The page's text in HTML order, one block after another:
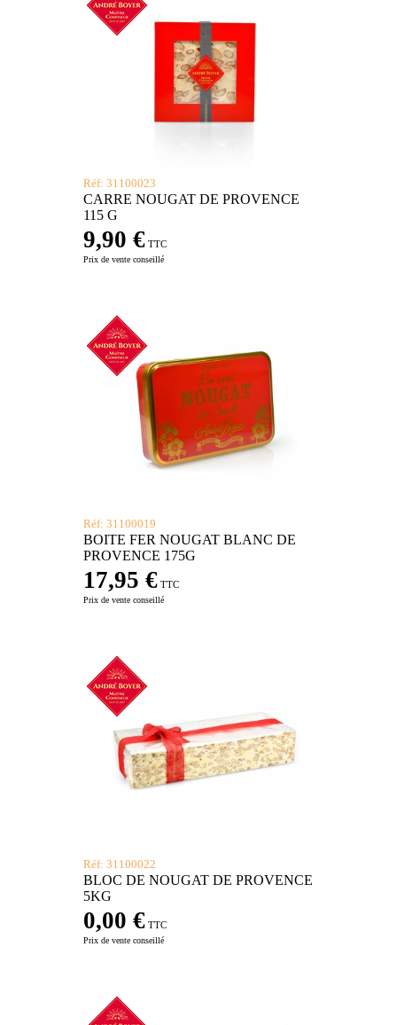
Réf: 31100023
CARRE NOUGAT DE PROVENCE
115 G
9,90 € TTC
Prix de vente conseillé
Réf: 31100019
BOITE FER NOUGAT BLANC DE
PROVENCE 175G
17,95 € TTC
Prix de vente conseillé
Réf: 31100022
BLOC DE NOUGAT DE PROVENCE
5KG
0,00 € TTC
Prix de vente conseillé